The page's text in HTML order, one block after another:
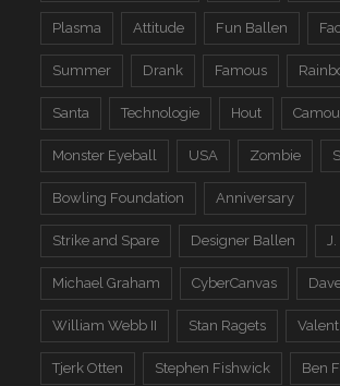
Plasma Attitude Fun Ballen
Summer Drank Famous
Santa Technologie Hout
Monster Eyeball USA Zombie
Bowling Foundation Anniversary
Strike and Spare Designer Ballen
Michael Graham CyberCanvas
William Webb II Stan Ragets
Tjerk Otten Stephen Fishwick Ben